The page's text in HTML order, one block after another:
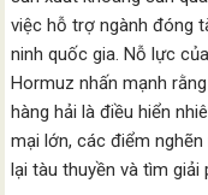
việc hỗ trợ ngành đóng
ninh quốc gia. Nỗ lực
Hormuz nhấn mạnh
hàng hải là điều hiển
mại lớn, các điểm
lại tàu thuyền và tìm giải